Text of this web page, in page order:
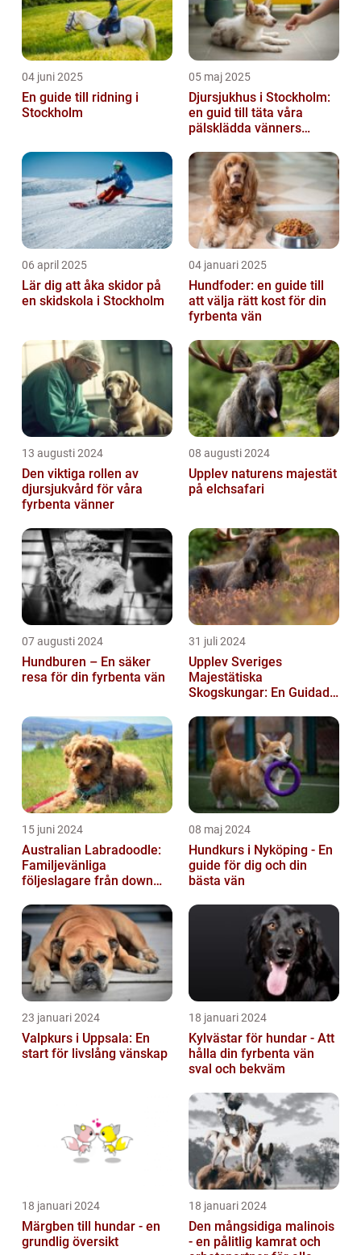
04 juni 2025
En guide till ridning i
Stockholm
05 maj 2025
Djursjukhus i Stockholm:
en guid till täta våra
pälsklädda vänners
06 april 2025
Lär dig att åka skidor på
en skidskola i Stockholm
04 januari 2025
Hundfoder: en guide till
att välja rätt kost för din
fyrbenta vän
13 augusti 2024
Den viktiga rollen av
djursjukvård för våra
fyrbenta vänner
08 augusti 2024
Upplev naturens majestät
på elchsafari
07 augusti 2024
Hundburen – En säker
resa för din fyrbenta vän
31 juli 2024
Upplev Sveriges
Majestätiska
Skogskungar: En Guidad
15 juni 2024
Australian Labradoodle:
Familjevänliga
följeslagare från down
08 maj 2024
Hundkurs i Nyköping - En
guide för dig och din
bästa vän
23 januari 2024
Valpkurs i Uppsala: En
start för livslång vänskap
18 januari 2024
Kylvästar för hundar - Att
hålla din fyrbenta vän
sval och bekväm
18 januari 2024
Märgben till hundar - en
grundlig översikt
18 januari 2024
Den mångsidiga malinois
- en pålitlig kamrat och